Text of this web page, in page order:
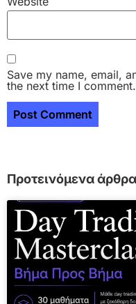
Save my name, email,
the next time I comment.
Προτεινόμενα